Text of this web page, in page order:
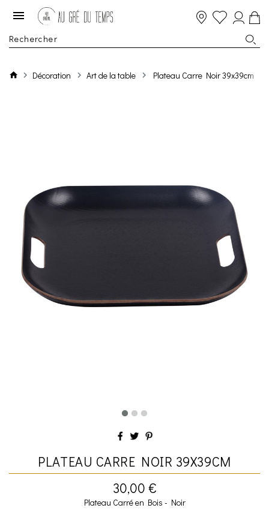
Décoration Art de la table Plateau Carre Noir 39x39cm
PLATEAU CARRE NOIR 39X39CM
30,00 €
Plateau Carré en Bois - Noir